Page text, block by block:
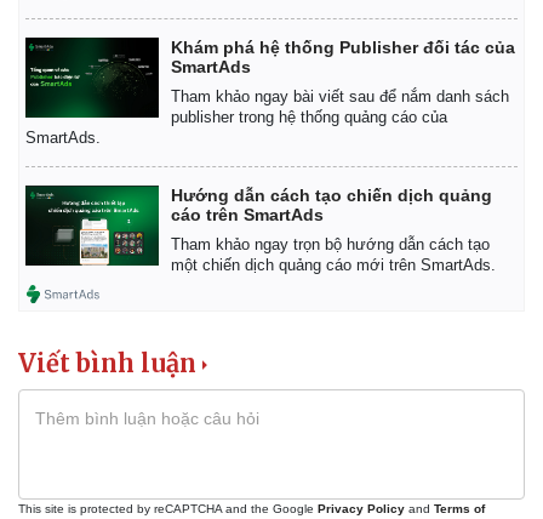
Khám phá hệ thống Publisher đối tác của
SmartAds
Tham khảo ngay bài viết sau để nắm danh sách
publisher trong hệ thống quảng cáo của
SmartAds.
Hướng dẫn cách tạo chiến dịch quảng
cáo trên SmartAds
Tham khảo ngay trọn bộ hướng dẫn cách tạo
một chiến dịch quảng cáo mới trên SmartAds.
Viết bình luận
This site is protected by reCAPTCHA and the Google Privacy Policy and Terms of